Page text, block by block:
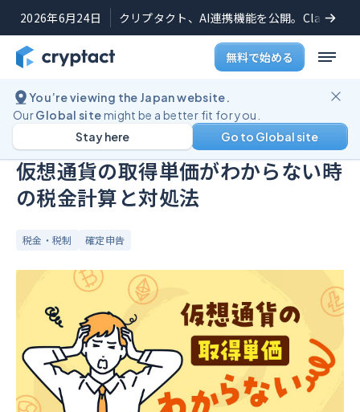
2026年6月24日 クリプタクト、AI連携機能を公開。Claude
無料で始める
You’re viewing the Japan website.
OurGlobal sitemight be a better fit for you.
Go to Global site
Stay here
ブログ 仮想通貨の取得単価がわからない時の税金計算と対処法
公開日:2025年9月11日(最終更新日:2025年9月26日
仮想通貨の取得単価がわからない時
の税金計算と対処法
税金・税制 確定申告